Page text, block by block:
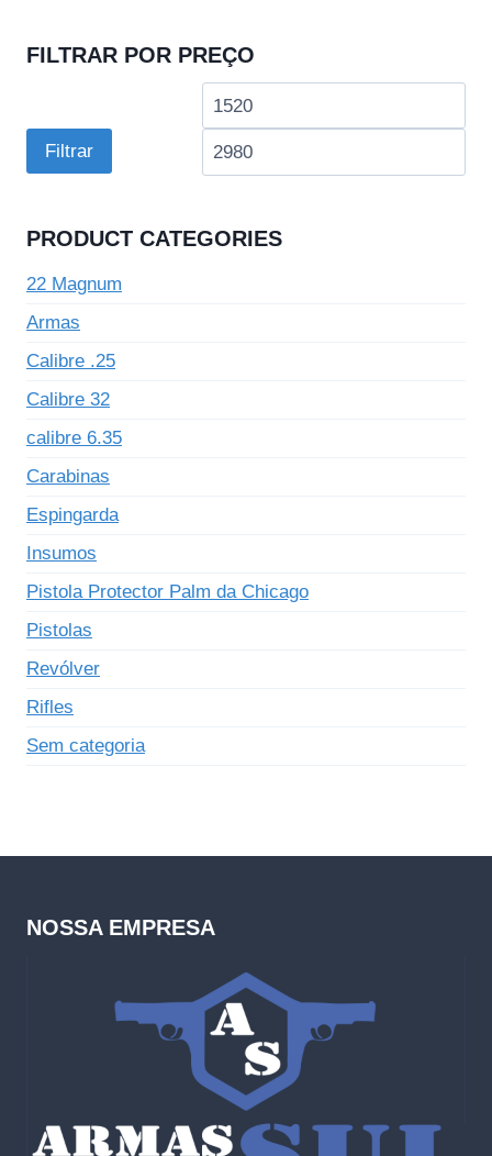
FILTRAR POR PREÇO
Preço
Filtrar
PRODUCT CATEGORIES
22 Magnum
Armas
Calibre .25
Calibre 32
calibre 6.35
Carabinas
Espingarda
Insumos
Pistola Protector Palm da Chicago
Pistolas
Revólver
Rifles
Sem categoria
NOSSA EMPRESA